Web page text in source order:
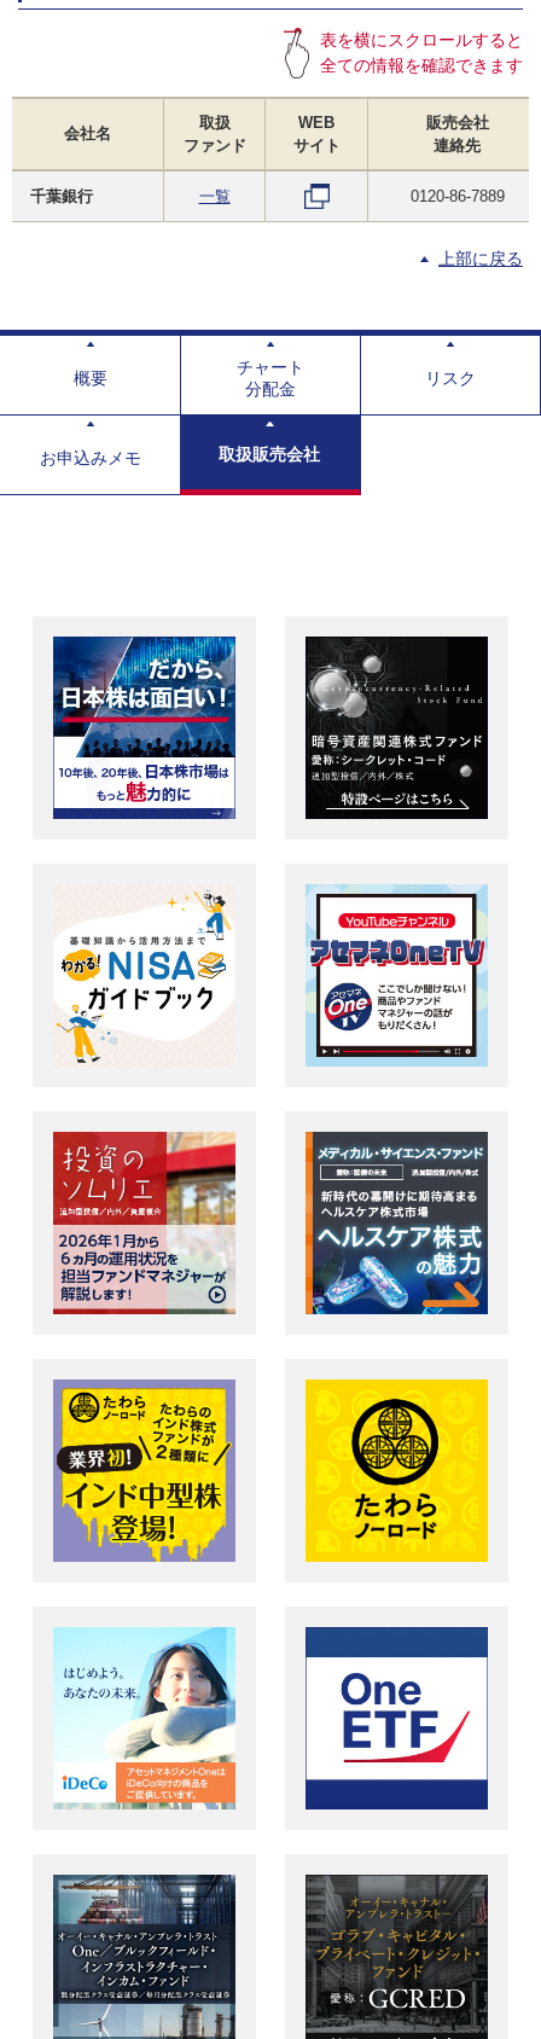
表を横にスクロールすると
全ての情報を確認できます
会社名
取扱
ファンド
WEB
サイト
販売会社
連絡先
千葉銀行 一覧 0120-86-7889
上部に戻る
概要
チャート
分配金
リスク
お申込みメモ 取扱販売会社